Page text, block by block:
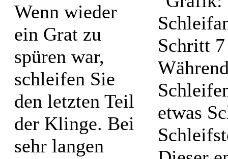
Wenn wieder
ein Grat zu
spüren war,
schleifen Sie
den letzten Teil
der Klinge. Bei
sehr langen
etwas